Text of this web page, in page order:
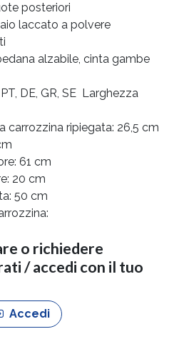
posteriori
laccato a polvere
alzabile, cinta gambe
DE, GR, SE  Larghezza
carrozzina ripiegata: 26,5 cm
61 cm
20 cm
50 cm
o richiedere
/ accedi con il tuo
Accedi